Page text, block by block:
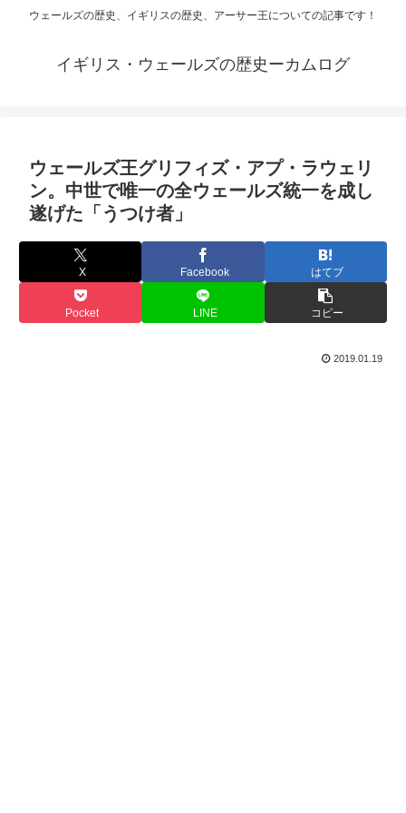
ウェールズの歴史、イギリスの歴史、アーサー王についての記事です！
イギリス・ウェールズの歴史ーカムログ
ウェールズ王グリフィズ・アプ・ラウェリ
ン。中世で唯一の全ウェールズ統一を成し
遂げた「うつけ者」
X Facebook はてブ
Pocket LINE コピー
2019.01.19